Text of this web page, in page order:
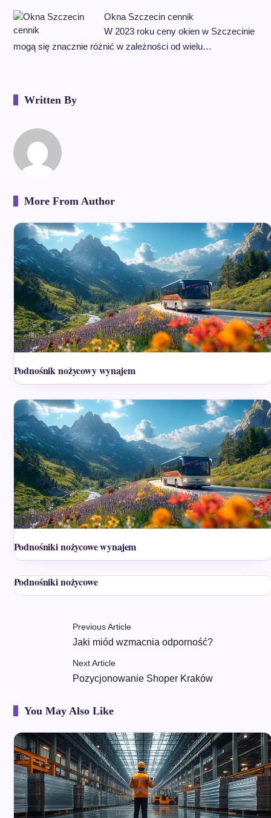
Okna Szczecin cennik
W 2023 roku ceny okien w Szczecinie
mogą się znacznie różnić w zależności od wielu…
Written By
More From Author
Podnośnik nożycowy wynajem
Podnośniki nożycowe wynajem
Podnośniki nożycowe
Previous Article
Jaki miód wzmacnia odporność?
Next Article
Pozycjonowanie Shoper Kraków
You May Also Like